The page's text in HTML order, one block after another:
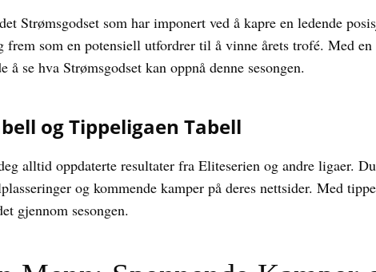
Strømsgodset som har imponert ved å kapre en ledende
frem som en potensiell utfordrer til å vinne årets trofé. Med
å se hva Strømsgodset kan oppnå denne sesongen.
og Tippeligaen Tabell
alltid oppdaterte resultater fra Eliteserien og andre ligaer.
og kommende kamper på deres nettsider. Med
gjennom sesongen.